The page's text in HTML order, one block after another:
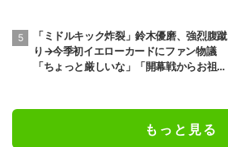
「ミドルキック炸裂」鈴木優磨、強烈腹蹴
り→今季初イエローカードにファン物議
「ちょっと厳しいな」「開幕戦からお祖母
もっと見る